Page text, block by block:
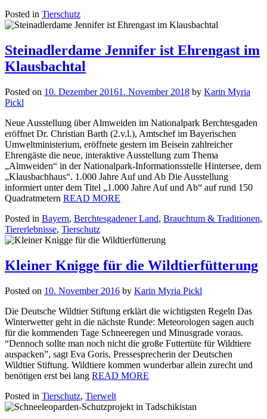
Posted in Tierschutz
Steinadlerdame Jennifer ist Ehrengast im
Klausbachtal
Posted on 10. Dezember 20161. November 2018 by Karin Myria
Pickl
Neue Ausstellung über Almweiden im Nationalpark Berchtesgaden
eröffnet Dr. Christian Barth (2.v.l.), Amtschef im Bayerischen
Umweltministerium, eröffnete gestern im Beisein zahlreicher
Ehrengäste die neue, interaktive Ausstellung zum Thema
„Almweiden“ in der Nationalpark-Informationsstelle Hintersee, dem
„Klausbachhaus“. 1.000 Jahre Auf und Ab Die Ausstellung
informiert unter dem Titel „1.000 Jahre Auf und Ab“ auf rund 150
Quadratmetern READ MORE
Posted in Bayern, Berchtesgadener Land, Brauchtum & Traditionen,
Tiererlebnisse, Tierschutz
Kleiner Knigge für die Wildtierfütterung
Posted on 10. November 2016 by Karin Myria Pickl
Die Deutsche Wildtier Stiftung erklärt die wichtigsten Regeln Das
Winterwetter geht in die nächste Runde: Meteorologen sagen auch
für die kommenden Tage Schneeregen und Minusgrade voraus.
“Dennoch sollte man noch nicht die große Futtertüte für Wildtiere
auspacken”, sagt Eva Goris, Pressesprecherin der Deutschen
Wildtier Stiftung. Wildtiere kommen wunderbar allein zurecht und
benötigen erst bei lang READ MORE
Posted in Tierschutz, Tierwelt